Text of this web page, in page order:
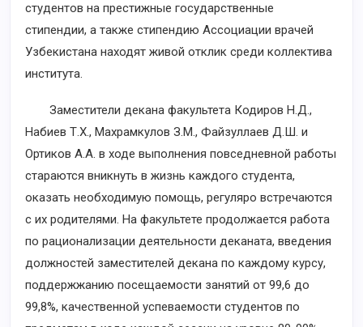
студентов на престижные государственные
стипендии, а также стипендию Ассоциации врачей
Узбекистана находят живой отклик среди коллектива
института.
Заместители декана факультета Кодиров Н.Д.,
Набиев Т.Х., Махрамкулов З.М., Файзуллаев Д.Ш. и
Ортиков А.А. в ходе выполнения повседневной работы
стараются вникнуть в жизнь каждого студента,
оказать необходимую помощь, регуляро встречаются
с их родителями. На факультете продолжается работа
по рационализации деятельности деканата, введения
должностей заместителей декана по каждому курсу,
поддержжанию посещаемости занятий от 99,6 до
99,8%, качественной успеваемости студентов по